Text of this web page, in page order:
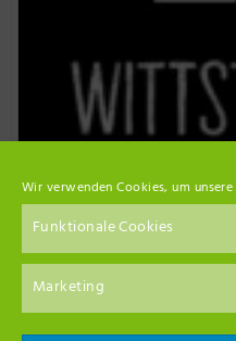
Wir verwenden Cookies, um
Funktionale Cookies
Marketing